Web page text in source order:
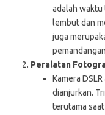
adalah waktu
lembut dan
juga
Peralatan
Kamera
dianjurkan.
terutama